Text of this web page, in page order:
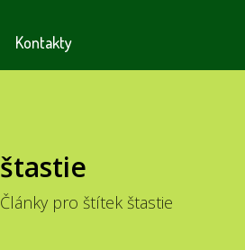
Kontakty
štastie
Články pro štítek štastie